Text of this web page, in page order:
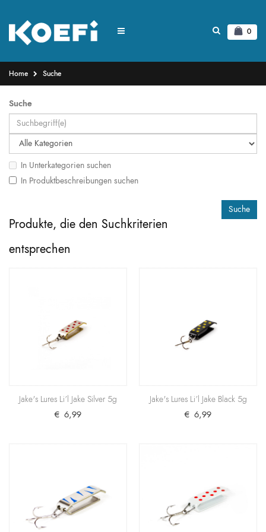
0
Home Suche
Suche
In Unterkategorien suchen
In Produktbeschreibungen suchen
Produkte, die den Suchkriterien
entsprechen
Jake's Lures Li’l Jake Silver 5g
Silberfarbener Körper und rote Punkte: Diesem
Dekor können Bach- und Regenbogenforellen sowie
Saibli..
€ 6,99
+ Warenkorb
Jake's Lures Li’l Jake Black 5g
Ein fantastsischer Forellen- und Barsch-Blinker für
+ Warenkorb
Jake's Lures Li’l Jake Blue 5g
Jake's Lures Li’l Jake Silver 5g
€ 6,99
Jake's Lures Li’l Jake Black 5g
€ 6,99